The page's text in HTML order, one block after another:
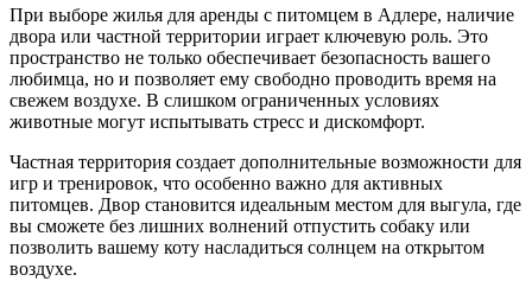
При выборе жилья для аренды с питомцем в Адлере, наличие
двора или частной территории играет ключевую роль. Это
пространство не только обеспечивает безопасность вашего
любимца, но и позволяет ему свободно проводить время на
свежем воздухе. В слишком ограниченных условиях
животные могут испытывать стресс и дискомфорт.
Частная территория создает дополнительные возможности для
игр и тренировок, что особенно важно для активных
питомцев. Двор становится идеальным местом для выгула, где
вы сможете без лишних волнений отпустить собаку или
позволить вашему коту насладиться солнцем на открытом
воздухе.